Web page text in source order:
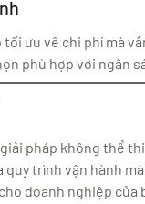
tối ưu về chi phí mà
phù hợp với ngân
pháp không thể
trình vận hành
doanh nghiệp của